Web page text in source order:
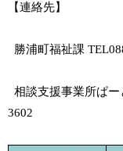
【連絡先】
勝浦町福祉課
相談支援事業所ぱー
3602